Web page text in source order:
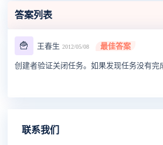
答案列表
🍟 王春生 2012/05/08 最佳答案
创建者验证关闭任务。如果发现任务没有完
联系我们